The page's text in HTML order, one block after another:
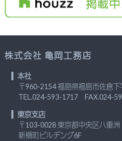
株式会社 亀岡工務店
本社
〒960-2154 福島県福島市佐倉下
TEL.024-593-1717 FAX.024-
東京支店
〒103-0028 東京都中央区八重洲
新槇町ビルヂング6F